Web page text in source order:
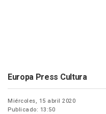
Europa Press Cultura
Miércoles, 15 abril 2020
Publicado: 13:50